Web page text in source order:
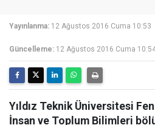
Yayınlanma: 12 Ağustos 2016 Cuma 10:53
Güncelleme: 12 Ağustos 2016 Cuma
Yıldız Teknik Üniversitesi
İnsan ve Toplum Bilimleri